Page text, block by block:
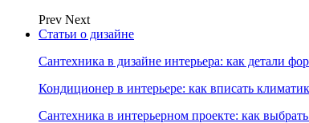
Prev Next
Статьи о дизайне
Сантехника в дизайне интерьера: как детали
Кондиционер в интерьере: как вписать
Сантехника в интерьерном проекте: как